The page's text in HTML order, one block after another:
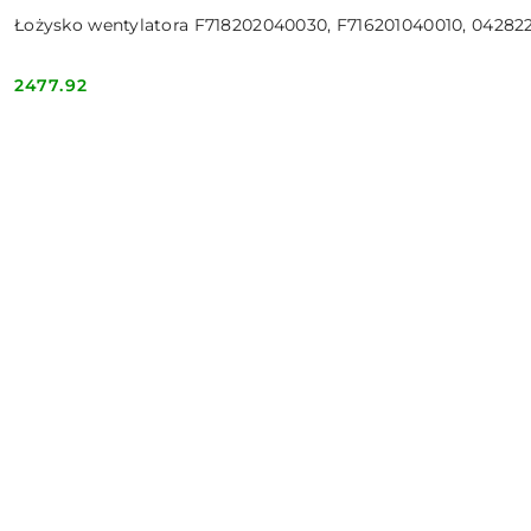
Łożysko wentylatora F718202040030, F716201040010,
Cena:
2477.92